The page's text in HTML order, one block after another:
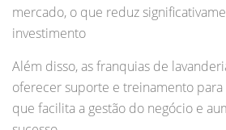
mercado, o que reduz
investimento
Além disso, as franquias de
oferecer suporte e treinamento para
que facilita a gestão do negócio e